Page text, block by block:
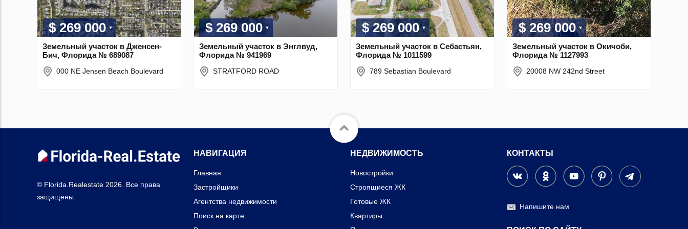
$ 269 000
Земельный участок в Дженсен-
Бич, Флорида № 689087
000 NE Jensen Beach Boulevard
$ 269 000
Земельный участок в Энглвуд,
Флорида № 941969
STRATFORD ROAD
$ 269 000
Земельный участок в Себастьян,
Флорида № 1011599
789 Sebastian Boulevard
$ 269 000
Земельный участок в Окичоби,
Флорида № 1127993
20008 NW 242nd Street
© Florida.Realestate 2026. Все права
защищены.
НАВИГАЦИЯ
Главная
Застройщики
Агентства недвижимости
Поиск на карте
НЕДВИЖИМОСТЬ
Новостройки
Строящиеся ЖК
Готовые ЖК
Квартиры
КОНТАКТЫ
Напишите нам